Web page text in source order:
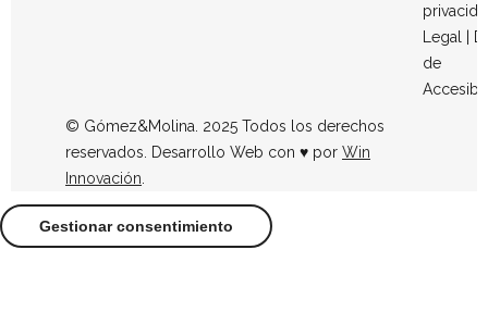
Legal
de
© Gómez&Molina. 2025 Todos los derechos
reservados. Desarrollo Web con ♥ por Win
Innovación.
Gestionar consentimiento